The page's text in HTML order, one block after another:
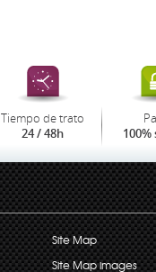
Tiempo de trato
24 / 48h 100%
Site Map
Site Map images